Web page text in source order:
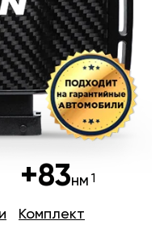
+83нм
Комплект